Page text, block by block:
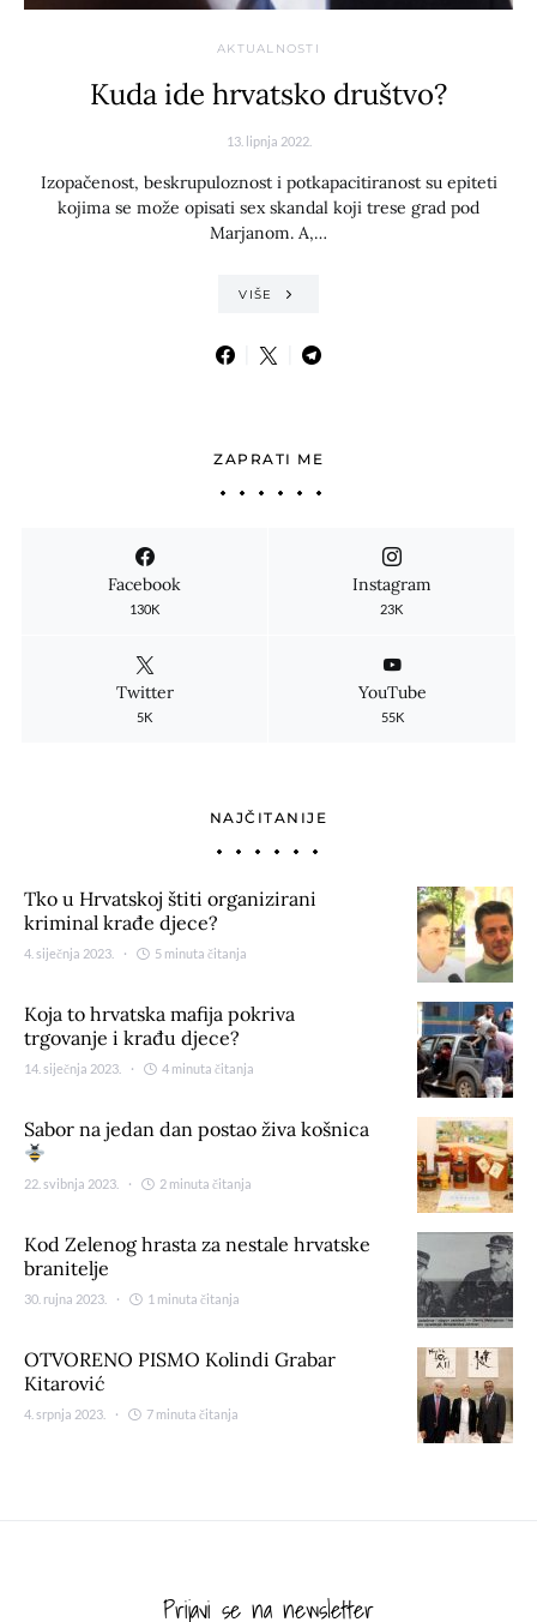
AKTUALNOSTI
Kuda ide hrvatsko društvo?
13. lipnja 2022.
Izopačenost, beskrupuloznost i potkapacitiranost su epiteti
kojima se može opisati sex skandal koji trese grad pod
Marjanom. A,…
VIŠE
ZAPRATI ME
Facebook
130K
Instagram
23K
Twitter
5K
YouTube
55K
NAJČITANIJE
Tko u Hrvatskoj štiti organizirani
kriminal krađe djece?
4. siječnja 2023. 5 minuta čitanja
Koja to hrvatska mafija pokriva
trgovanje i krađu djece?
14. siječnja 2023. 4 minuta čitanja
Sabor na jedan dan postao živa košnica
22. svibnja 2023. 2 minuta čitanja
Kod Zelenog hrasta za nestale hrvatske
branitelje
30. rujna 2023. 1 minuta čitanja
OTVORENO PISMO Kolindi Grabar
Kitarović
4. srpnja 2023. 7 minuta čitanja
Prijavi se na newsletter